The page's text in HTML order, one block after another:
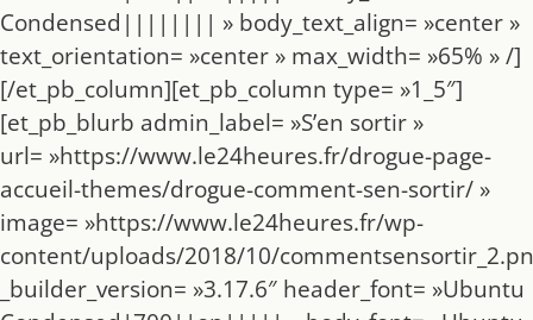
Condensed|||||||| » body_text_align= »center »
text_orientation= »center » max_width= »65% » /]
[/et_pb_column][et_pb_column type= »1_5″]
[et_pb_blurb admin_label= »S’en sortir »
url= »https://www.le24heures.fr/drogue-page-
accueil-themes/drogue-comment-sen-sortir/ »
image= »https://www.le24heures.fr/wp-
content/uploads/2018/10/
_builder_version= »3.17.6″ header_font= »Ubuntu